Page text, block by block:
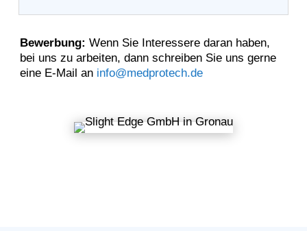
Bewerbung: Wenn Sie Interessere daran haben,
bei uns zu arbeiten, dann schreiben Sie uns gerne
eine E-Mail an info@medprotech.de